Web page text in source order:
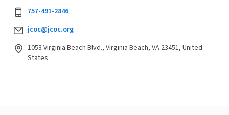
757-491-2846
jcoc@jcoc.org
1053 Virginia Beach Blvd., Virginia Beach, VA 23451, United
States